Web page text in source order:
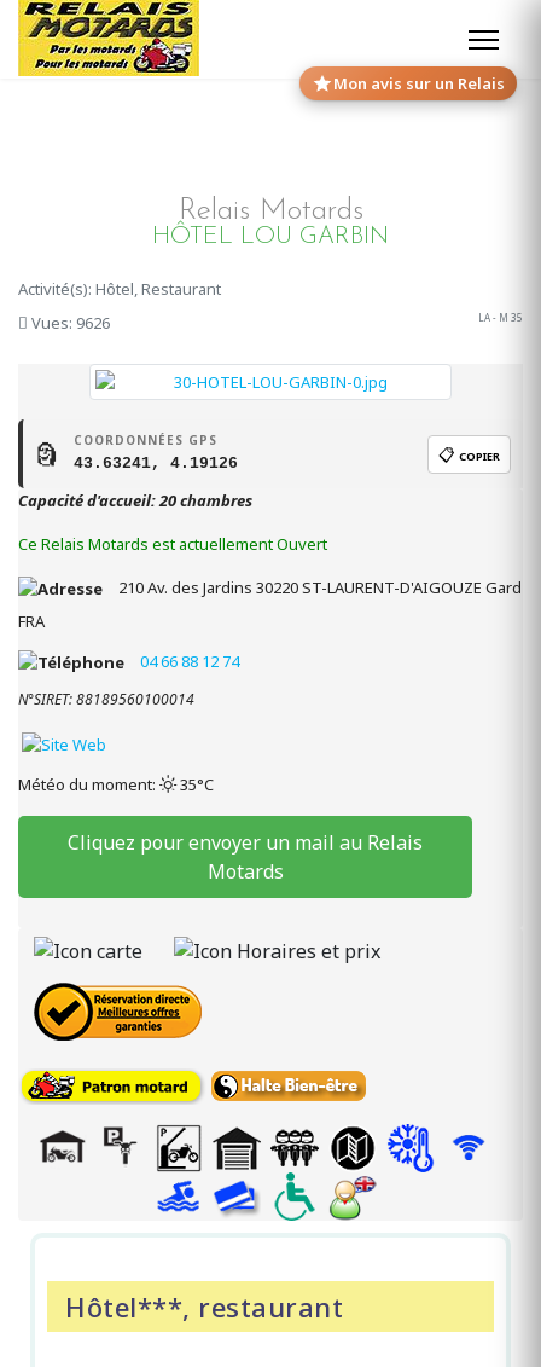
Mon avis sur un Relais
Relais Motards
HÔTEL LOU GARBIN
Activité(s): Hôtel, Restaurant
Vues: 9626
LA - M 35
🗿 COORDONNÉES GPS
43.63241, 4.19126 📋 COPIER
Capacité d'accueil: 20 chambres
Ce Relais Motards est actuellement Ouvert
210 Av. des Jardins 30220ST-LAURENT-D'AIGOUZE Gard
FRA
04 66 88 12 74
N°SIRET: 88189560100014
Météo du moment: 35°C
Cliquez pour envoyer un mail au Relais
Motards
Hôtel***, restaurant